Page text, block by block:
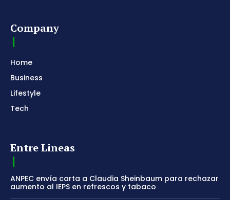
Company
Home
Business
Lifestyle
Tech
Entre Lineas
ANPEC envía carta a Claudia Sheinbaum para rechazar
aumento al IEPS en refrescos y tabaco